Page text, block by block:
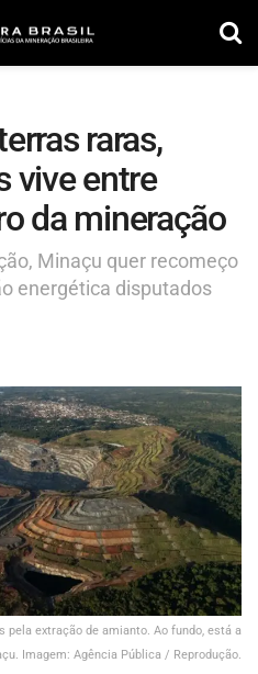
raras,
vive entre
da mineração
Minaçu quer recomeço
energética disputados
pela extração de amianto. Ao fundo, está a
Imagem: Agência Pública / Reprodução.